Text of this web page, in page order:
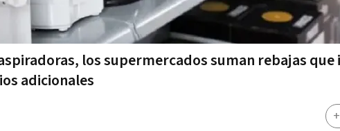
los supermercados suman rebajas que
adicionales